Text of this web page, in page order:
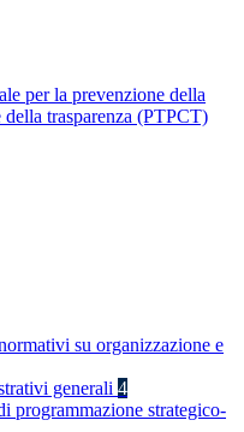
per la prevenzione della
della trasparenza (PTPCT)
su organizzazione e
generali 4
programmazione strategico-